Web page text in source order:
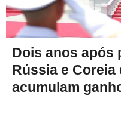
Dois anos após
Rússia e Coreia
acumulam